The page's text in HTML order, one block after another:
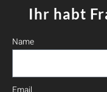
Ihr habt
Name